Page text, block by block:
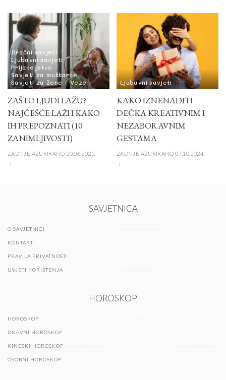
Bračni savjeti
Ljubavni savjeti
Prijateljstvo
Savjeti za muškarce
Savjeti za žene
Veze
ZAŠTO LJUDI LAŽU?
NAJČEŠĆE LAŽI I KAKO
IH PREPOZNATI (10
ZANIMLJIVOSTI)
ZADNJE AŽURIRANO 20.06.2025.
Ljubavni savjeti
KAKO IZNENADITI
DEČKA KREATIVNIM I
NEZABORAVNIM
GESTAMA
ZADNJE AŽURIRANO 07.10.2024.
SAVJETNICA
O SAVJETNICI
KONTAKT
PRAVILA PRIVATNOSTI
UVJETI KORIŠTENJA
HOROSKOP
HOROSKOP
DNEVNI HOROSKOP
KINESKI HOROSKOP
OSOBNI HOROSKOP